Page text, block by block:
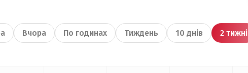
Вчора По годинах Тиждень 10 днів 2 тижні